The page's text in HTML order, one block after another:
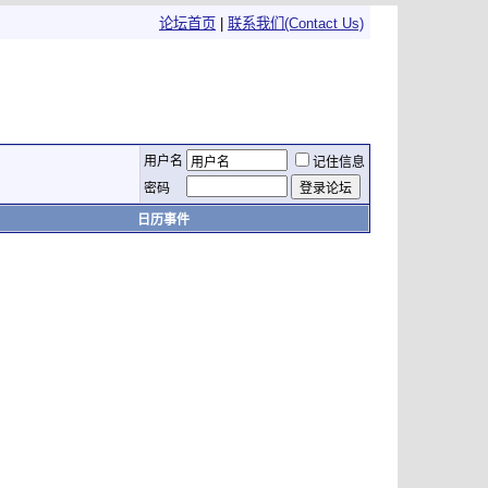
论坛首页 联系我们(Contact Us)
用户名
记住信息
密码
日历事件